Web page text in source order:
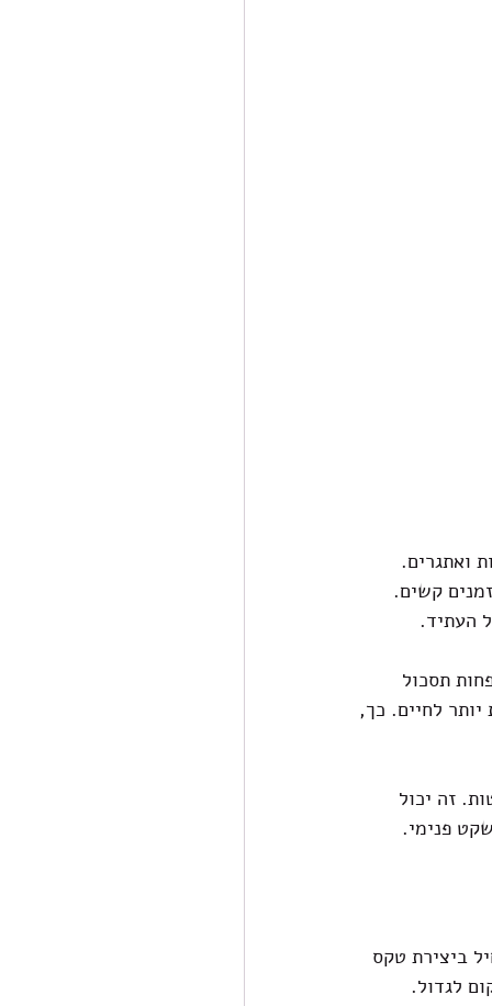
ואתגרים.
קשים.
העתיד.
תסכול
לחיים. כך,
זה יכול
פנימי.
ביצירת טקס
לגדול.